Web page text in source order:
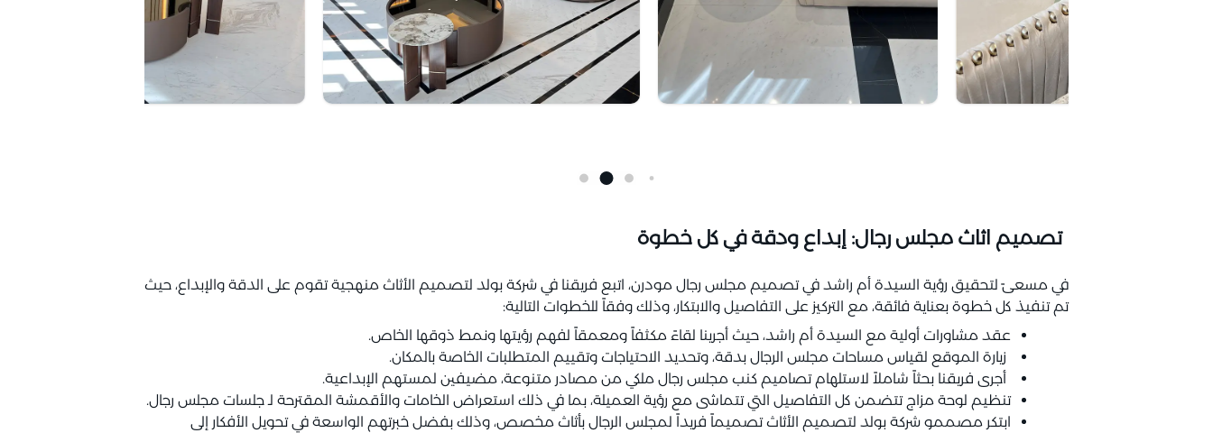
تصميم اثاث مجلس رجال: إبداع ودقة في كل خطوة
في مسعىً لتحقيق رؤية السيدة أم راشد في تصميم مجلس رجال مودرن، اتبع فريقنا في شركة بولد لتصميم الأثاث منهجية تقوم على الدقة والإبداع، حيث
تم تنفيذ كل خطوة بعناية فائقة، مع التركيز على التفاصيل والابتكار، وذلك وفقاً للخطوات التالية:
عقد مشاورات أولية مع السيدة أم راشد، حيث أجرينا لقاءً مكثفاً ومعمقاً لفهم رؤيتها ونمط ذوقها الخاص.
زيارة الموقع لقياس مساحات مجلس الرجال بدقة، وتحديد الاحتياجات وتقييم المتطلبات الخاصة بالمكان.
أجرى فريقنا بحثاً شاملاً لاستلهام تصاميم كنب مجلس رجال ملكي من مصادر متنوعة، مضيفين لمستهم الإبداعية.
تنظيم لوحة مزاج تتضمن كل التفاصيل التي تتماشى مع رؤية العميلة، بما في ذلك استعراض الخامات والأقمشة المقترحة لـ جلسات مجلس رجال.
ابتكر مصممو شركة بولد لتصميم الأثاث تصميماً فريداً لمجلس الرجال بأثاث مخصص، وذلك بفضل خبرتهم الواسعة في تحويل الأفكار إلى